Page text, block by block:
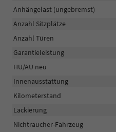
Anhängelast (ungebremst)
Anzahl Sitzplätze
Anzahl Türen
Garantieleistung
HU/AU neu
Innenausstattung
Kilometerstand
Lackierung
Nichtraucher-Fahrzeug